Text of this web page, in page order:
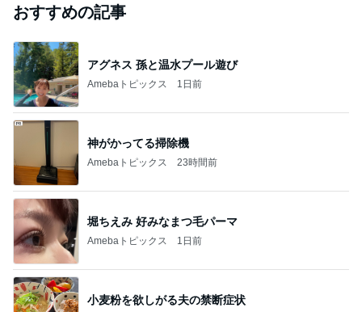
おすすめの記事
アグネス 孫と温水プール遊び
Amebaトピックス 1日前
神がかってる掃除機
Amebaトピックス 23時間前
堀ちえみ 好みなまつ毛パーマ
Amebaトピックス 1日前
小麦粉を欲しがる夫の禁断症状